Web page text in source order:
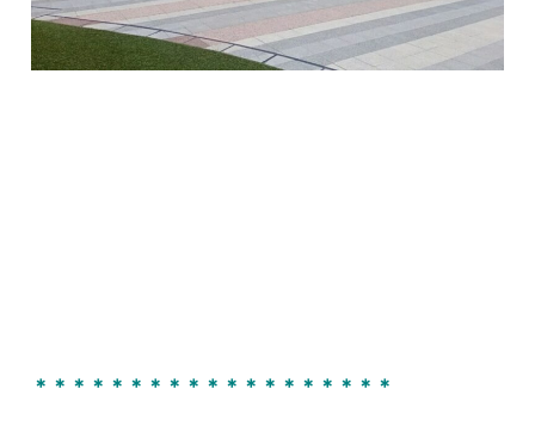
＊＊＊＊＊＊＊＊＊＊＊＊＊＊＊＊＊＊＊